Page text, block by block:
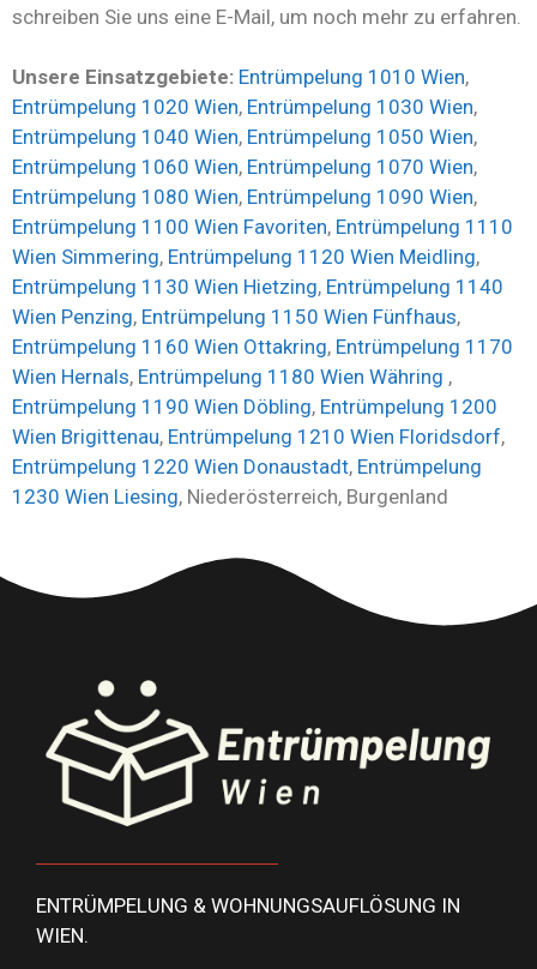
schreiben Sie uns eine E-Mail, um noch mehr zu erfahren.
Unsere Einsatzgebiete: Entrümpelung 1010 Wien,
Entrümpelung 1020 Wien, Entrümpelung 1030 Wien,
Entrümpelung 1040 Wien, Entrümpelung 1050 Wien,
Entrümpelung 1060 Wien, Entrümpelung 1070 Wien,
Entrümpelung 1080 Wien, Entrümpelung 1090 Wien,
Entrümpelung 1100 Wien Favoriten, Entrümpelung 1110
Wien Simmering, Entrümpelung 1120 Wien Meidling,
Entrümpelung 1130 Wien Hietzing, Entrümpelung 1140
Wien Penzing, Entrümpelung 1150 Wien Fünfhaus,
Entrümpelung 1160 Wien Ottakring, Entrümpelung 1170
Wien Hernals, Entrümpelung 1180 Wien Währing ,
Entrümpelung 1190 Wien Döbling, Entrümpelung 1200
Wien Brigittenau, Entrümpelung 1210 Wien Floridsdorf,
Entrümpelung 1220 Wien Donaustadt, Entrümpelung
1230 Wien Liesing, Niederösterreich, Burgenland
ENTRÜMPELUNG & WOHNUNGSAUFLÖSUNG IN
WIEN.